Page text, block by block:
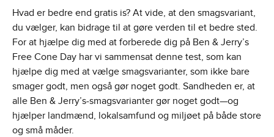
Hvad er bedre end gratis is? At vide, at den smagsvariant,
du vælger, kan bidrage til at gøre verden til et bedre sted.
For at hjælpe dig med at forberede dig på Ben & Jerry’s
Free Cone Day har vi sammensat denne test, som kan
hjælpe dig med at vælge smagsvarianter, som ikke bare
smager godt, men også gør noget godt. Sandheden er, at
alle Ben & Jerry’s-smagsvarianter gør noget godt—og
hjælper landmænd, lokalsamfund og miljøet på både store
og små måder.